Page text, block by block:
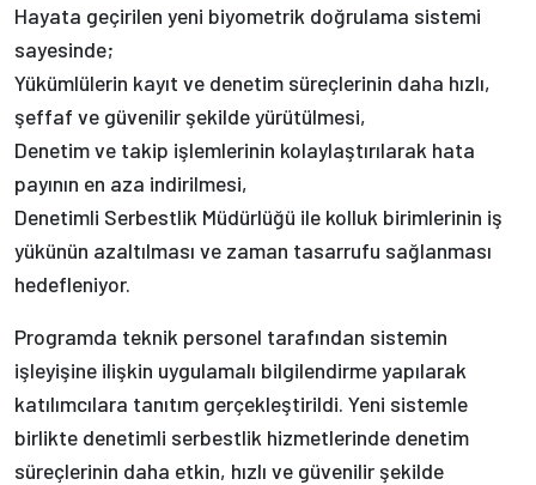
Hayata geçirilen yeni biyometrik doğrulama sistemi
sayesinde;
Yükümlülerin kayıt ve denetim süreçlerinin daha hızlı,
şeffaf ve güvenilir şekilde yürütülmesi,
Denetim ve takip işlemlerinin kolaylaştırılarak hata
payının en aza indirilmesi,
Denetimli Serbestlik Müdürlüğü ile kolluk birimlerinin iş
yükünün azaltılması ve zaman tasarrufu sağlanması
hedefleniyor.
Programda teknik personel tarafından sistemin
işleyişine ilişkin uygulamalı bilgilendirme yapılarak
katılımcılara tanıtım gerçekleştirildi. Yeni sistemle
birlikte denetimli serbestlik hizmetlerinde denetim
süreçlerinin daha etkin, hızlı ve güvenilir şekilde